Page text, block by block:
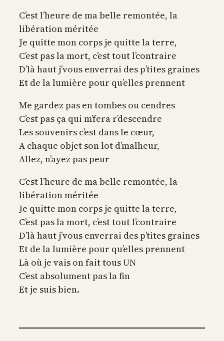
C’est l’heure de ma belle remontée, la
libération méritée
Je quitte mon corps je quitte la terre,
C’est pas la mort, c’est tout l’contraire
D’là haut j’vous enverrai des p’tites graines
Et de la lumière pour qu’elles prennent
Me gardez pas en tombes ou cendres
C’est pas ça qui m’fera r’descendre
Les souvenirs c’est dans le cœur,
A chaque objet son lot d’malheur,
Allez, n’ayez pas peur
C’est l’heure de ma belle remontée, la
libération méritée
Je quitte mon corps je quitte la terre,
C’est pas la mort, c’est tout l’contraire
D’là haut j’vous enverrai des p’tites graines
Et de la lumière pour qu’elles prennent
Là où je vais on fait tous UN
C’est absolument pas la fin
Et je suis bien.